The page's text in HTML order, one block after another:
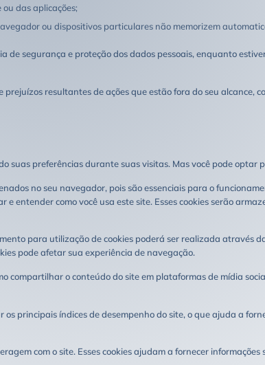
das aplicações;
ou dispositivos particulares não memorizem
segurança e proteção dos dados pessoais, enquanto
resultantes de ações que estão fora do seu alcance,
suas preferências durante suas visitas. Mas você pode optar
no seu navegador, pois são essenciais para o
entender como você usa este site. Esses cookies serão
para utilização de cookies poderá ser realizada através
pode afetar sua experiência de navegação.
compartilhar o conteúdo do site em plataformas de mídia
principais índices de desempenho do site, o que ajuda a
com o site. Esses cookies ajudam a fornecer informações